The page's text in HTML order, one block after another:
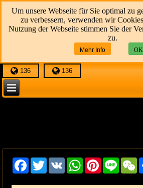
Um unsere Webseite für Sie optimal zu
zu verbessern, verwenden wir
Nutzung der Webseite stimmen Sie der
zu.
Mehr Info OK
136 136
FacebookTwitterVK WhatsAppPinterest
Line